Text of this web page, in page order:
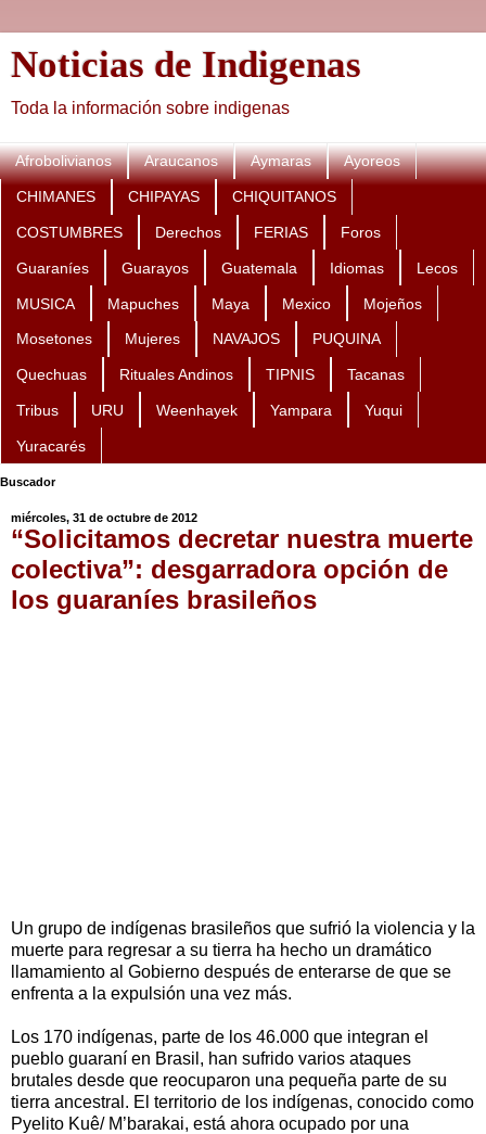
Noticias de Indigenas
Toda la información sobre indigenas
Afrobolivianos Araucanos Aymaras Ayoreos
CHIMANES CHIPAYAS CHIQUITANOS
COSTUMBRES Derechos FERIAS Foros
Guaraníes Guarayos Guatemala Idiomas Lecos
MUSICA Mapuches Maya Mexico Mojeños
Mosetones Mujeres NAVAJOS PUQUINA
Quechuas Rituales Andinos TIPNIS Tacanas
Tribus URU Weenhayek Yampara Yuqui
Yuracarés
Buscador
miércoles, 31 de octubre de 2012
“Solicitamos decretar nuestra muerte
colectiva”: desgarradora opción de
los guaraníes brasileños
Un grupo de indígenas brasileños que sufrió la violencia y la
muerte para regresar a su tierra ha hecho un dramático
llamamiento al Gobierno después de enterarse de que se
enfrenta a la expulsión una vez más.
Los 170 indígenas, parte de los 46.000 que integran el
pueblo guaraní en Brasil, han sufrido varios ataques
brutales desde que reocuparon una pequeña parte de su
tierra ancestral. El territorio de los indígenas, conocido como
Pyelito Kuê/ M’barakai, está ahora ocupado por una